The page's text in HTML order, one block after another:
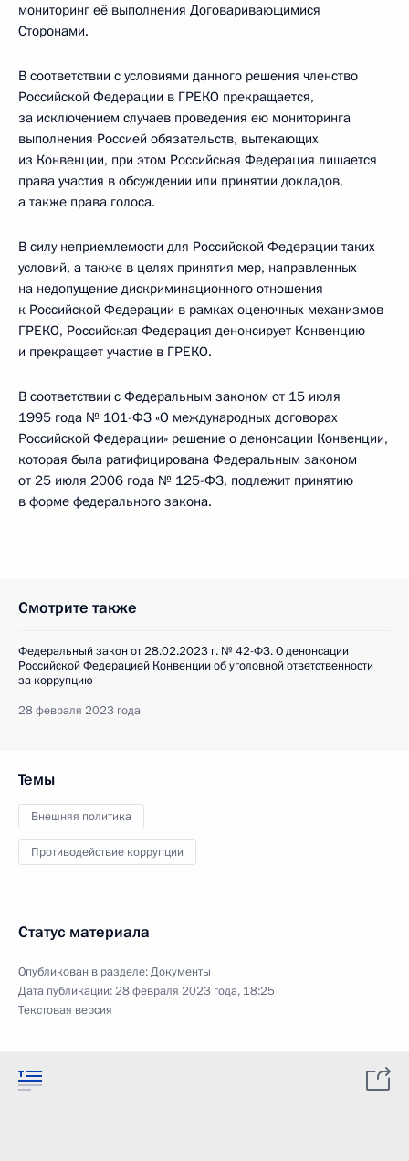
мониторинг её выполнения Договаривающимися
Сторонами.
В соответствии с условиями данного решения членство
Российской Федерации в ГРЕКО прекращается,
за исключением случаев проведения ею мониторинга
выполнения Россией обязательств, вытекающих
из Конвенции, при этом Российская Федерация лишается
права участия в обсуждении или принятии докладов,
а также права голоса.
В силу неприемлемости для Российской Федерации таких
условий, а также в целях принятия мер, направленных
на недопущение дискриминационного отношения
к Российской Федерации в рамках оценочных механизмов
ГРЕКО, Российская Федерация денонсирует Конвенцию
и прекращает участие в ГРЕКО.
В соответствии с Федеральным законом от 15 июля
1995 года № 101-ФЗ «О международных договорах
Российской Федерации» решение о денонсации Конвенции,
которая была ратифицирована Федеральным законом
от 25 июля 2006 года № 125-ФЗ, подлежит принятию
в форме федерального закона.
Смотрите также
Федеральный закон от 28.02.2023 г. № 42-ФЗ. О денонсации
Российской Федерацией Конвенции об уголовной ответственности
за коррупцию
28 февраля 2023 года
Темы
Внешняя политика
Противодействие коррупции
Статус материала
Опубликован в разделе:Документы
Дата публикации:28 февраля 2023 года, 18:25
Текстовая версия